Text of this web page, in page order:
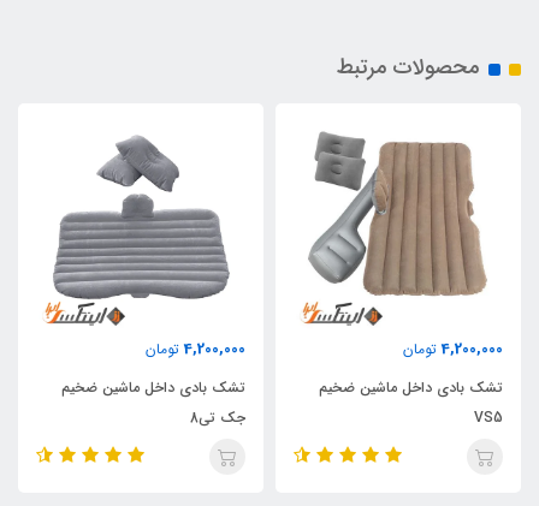
محصولات مرتبط
4,200,000 تومان
تشک بادی داخل ماشین ضخیم
VS5
4,200,000 تومان
تشک بادی داخل ماشین ضخیم
جک تی8